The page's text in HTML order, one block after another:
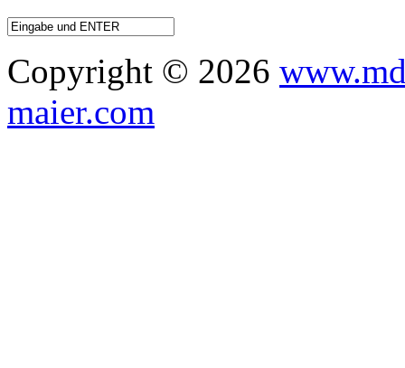
Copyright © 2026
maier.com